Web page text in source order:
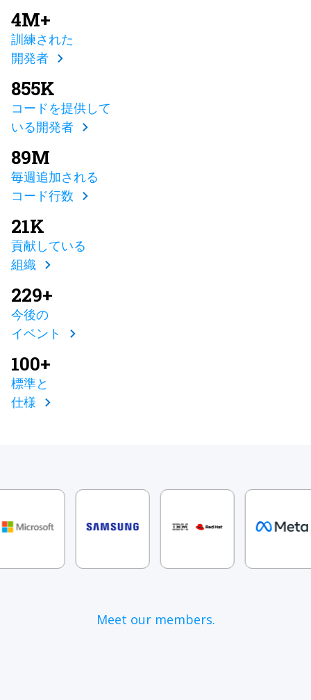
4M+
訓練された
開発者
855K
コードを提供して
いる開発者
89M
毎週追加される
コード行数
21K
貢献している
組織
229+
今後の
イベント
100+
標準と
仕様
Meet our members.